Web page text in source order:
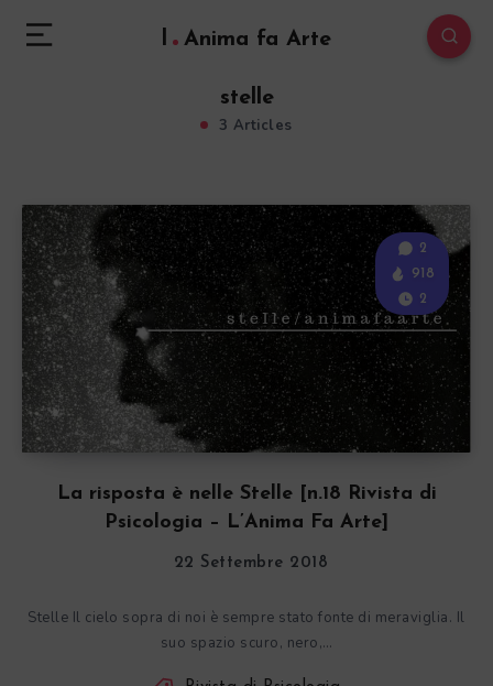
l Anima fa Arte
stelle
3 Articles
La risposta è nelle Stelle [n.18 Rivista di
Psicologia – L’Anima Fa Arte]
2
918
2
22 Settembre 2018
Stelle Il cielo sopra di noi è sempre stato fonte di meraviglia. Il
suo spazio scuro, nero,…